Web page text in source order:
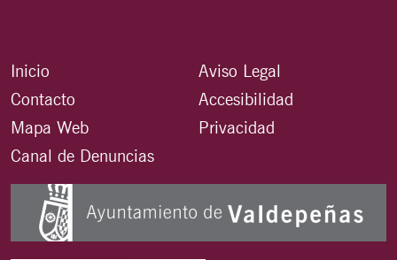
Inicio
Contacto
Mapa Web
Canal de Denuncias
Aviso Legal
Accesibilidad
Privacidad